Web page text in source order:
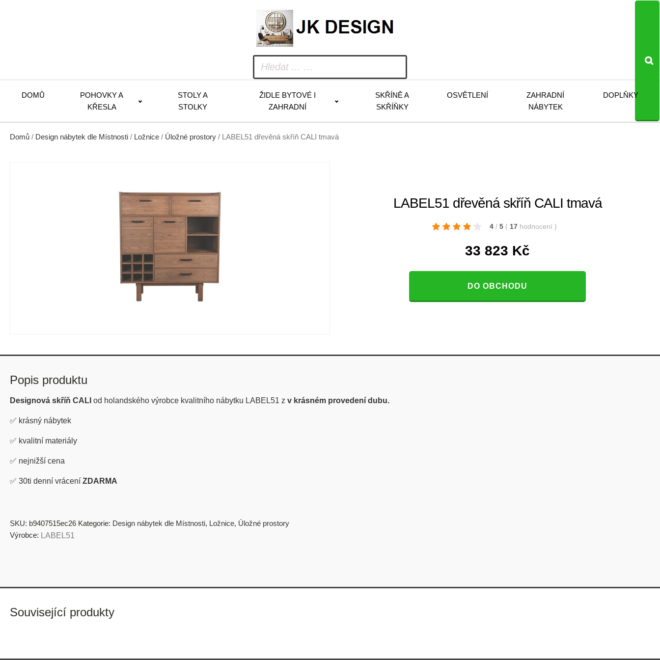
DOMŮ
POHOVKY A
KŘESLA
STOLY A
STOLKY
ŽIDLE BYTOVÉ I
ZAHRADNÍ
SKŘÍNĚ A
SKŘÍŇKY
OSVĚTLENÍ
ZAHRADNÍ
NÁBYTEK
DOPLŇKY
Domů / Design nábytek dle Místnosti / Ložnice / Úložné prostory / LABEL51 dřevěná skříň CALI tmavá
LABEL51 dřevěná skříň CALI tmavá
4 / 5 ( 17 hodnocení )
33 823 Kč
DO OBCHODU
Popis produktu
Designová skříň CALI od holandského výrobce kvalitního nábytku LABEL51 z v krásném provedení dubu.
✅ krásný nábytek
✅ kvalitní materiály
✅ nejnižší cena
✅ 30ti denní vrácení ZDARMA
SKU: b9407515ec26 Kategorie: Design nábytek dle Místnosti, Ložnice, Úložné prostory
Výrobce: LABEL51
Související produkty